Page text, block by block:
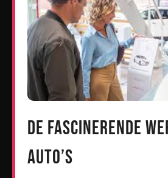
De fascinerende
auto’s